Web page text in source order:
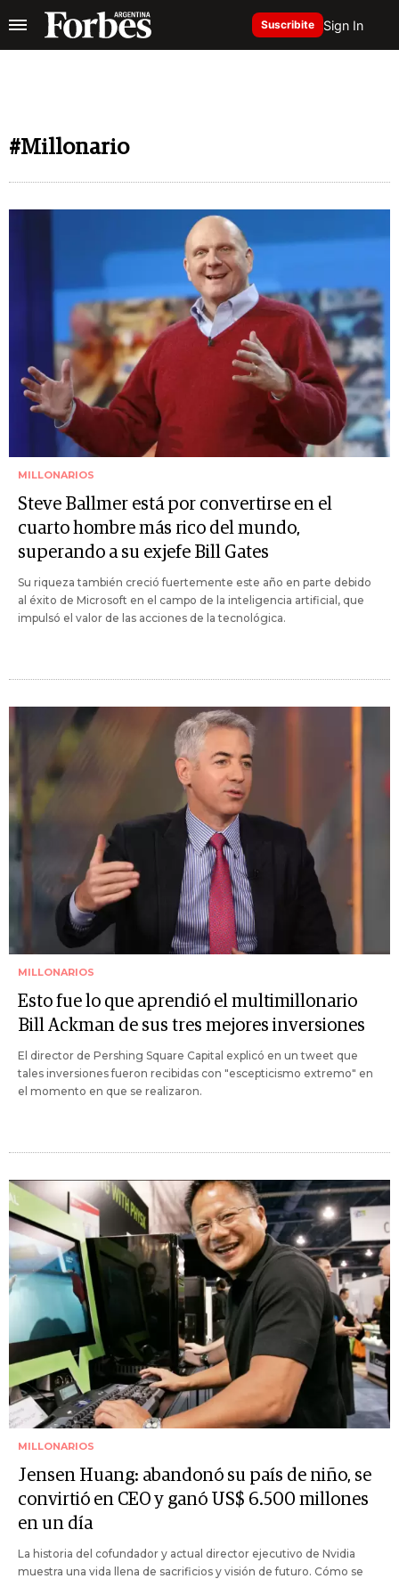
Suscribite Sign In
#Millonario
MILLONARIOS
Steve Ballmer está por convertirse en el
cuarto hombre más rico del mundo,
superando a su exjefe Bill Gates
Su riqueza también creció fuertemente este año en parte debido
al éxito de Microsoft en el campo de la inteligencia artificial, que
impulsó el valor de las acciones de la tecnológica.
MILLONARIOS
Esto fue lo que aprendió el multimillonario
Bill Ackman de sus tres mejores inversiones
El director de Pershing Square Capital explicó en un tweet que
tales inversiones fueron recibidas con "escepticismo extremo" en
el momento en que se realizaron.
MILLONARIOS
Jensen Huang: abandonó su país de niño, se
convirtió en CEO y ganó US$ 6.500 millones
en un día
La historia del cofundador y actual director ejecutivo de Nvidia
muestra una vida llena de sacrificios y visión de futuro. Cómo se